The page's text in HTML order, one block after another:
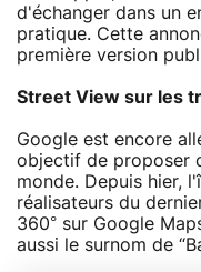
d'échanger dans un
pratique. Cette
première version
Street View sur les
Google est encore
objectif de proposer
monde. Depuis hier,
réalisateurs du
360° sur Google
aussi le surnom de